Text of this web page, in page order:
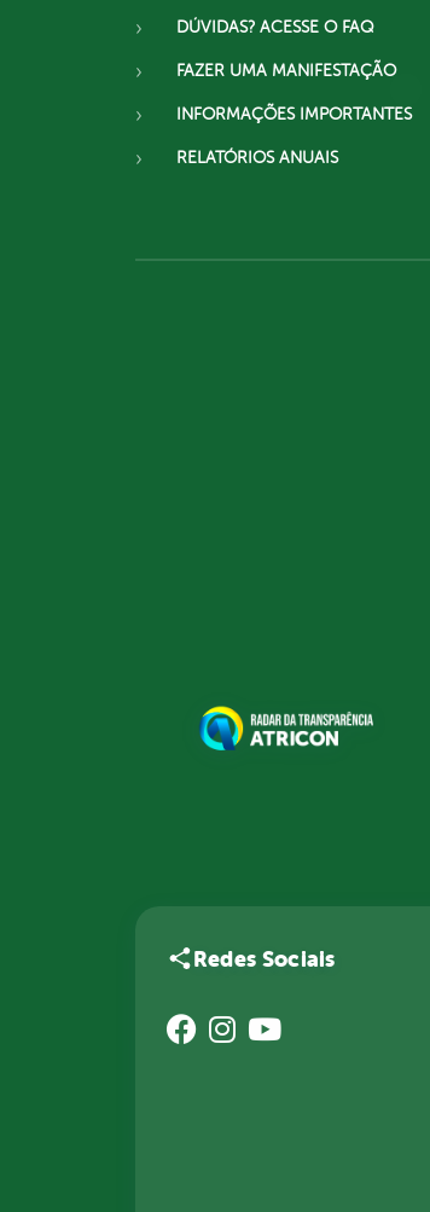
DÚVIDAS? ACESSE O FAQ
FAZER UMA MANIFESTAÇÃO
INFORMAÇÕES IMPORTANTES
RELATÓRIOS ANUAIS
Redes Sociais